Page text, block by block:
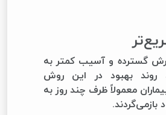
گسترده و آسیب کمتر به
روند بهبود در این روش
معمولاً ظرف چند روز به